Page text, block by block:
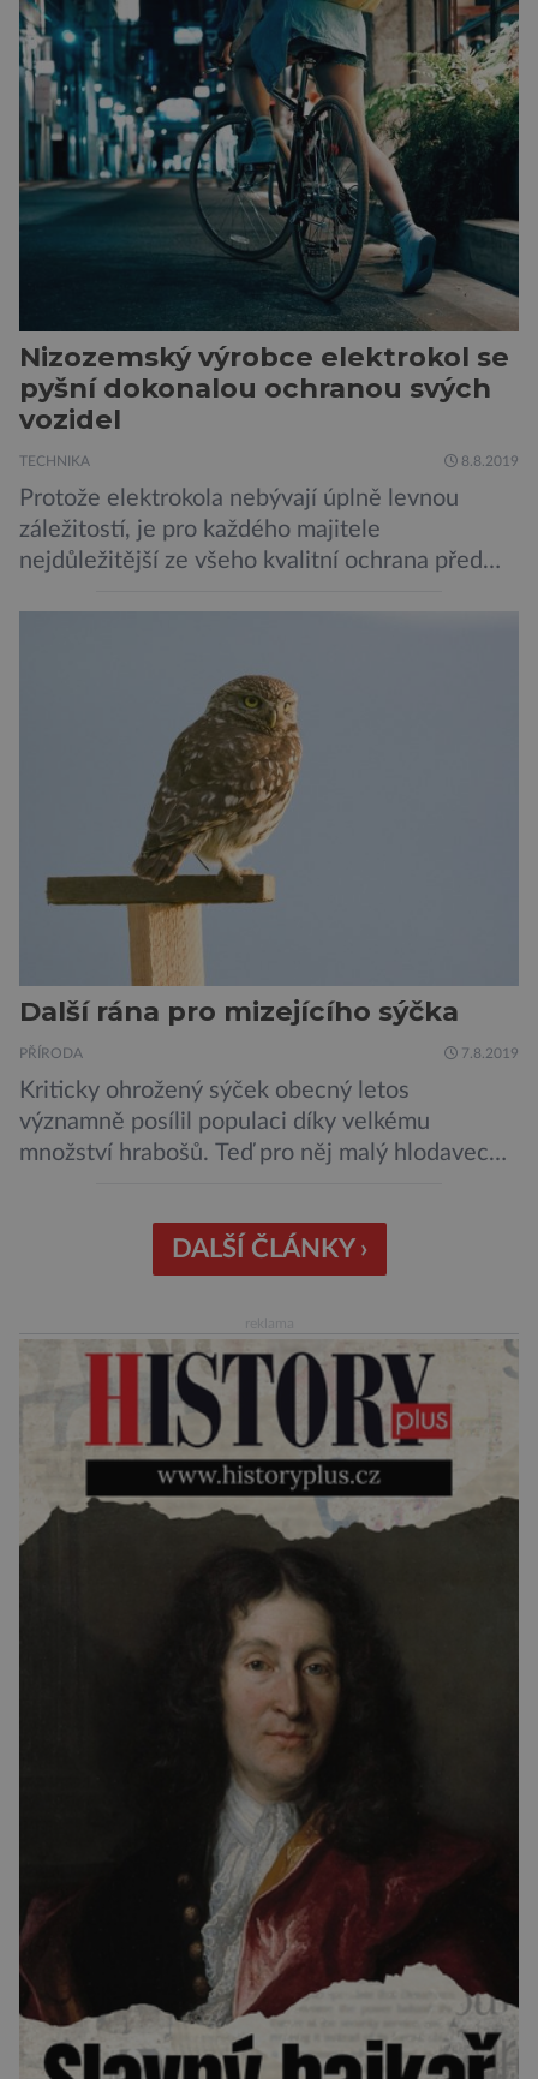
Ceje. Lucie Jirásková z Českého
egyptologického ústavu FF UK řekla, že je
v plánu také zpracování vykopaných předmětů.
„V průběhu výzkumů není moc času na
zpracování nálezů. Necháváme si na to tedy
měsíc, kdy […]
Nizozemský výrobce elektrokol se
pyšní dokonalou ochranou svých
vozidel
TECHNIKA 8.8.2019
Protože elektrokola nebývají úplně levnou
záležitostí, je pro každého majitele
nejdůležitější ze všeho kvalitní ochrana před
Skutečně nepřehání? Pokud se podrobněji
podíváme na ochranu jejich elektrokol
Electrified S2 a X2, pak je […]
Další rána pro mizejícího sýčka
PŘÍRODA 7.8.2019
Kriticky ohrožený sýček obecný letos
významně posílil populaci díky velkému
množství hrabošů. Teď pro něj malý hlodavec
srpna jim to umožňuje rozhodnutí Ústředního
kontrolního a zkušebního ústavu zemědělského
zemědělství. Ornitologové varují, že v ohrožení
je mnoho živočichů a především […]
DALŠÍ ČLÁNKY ›